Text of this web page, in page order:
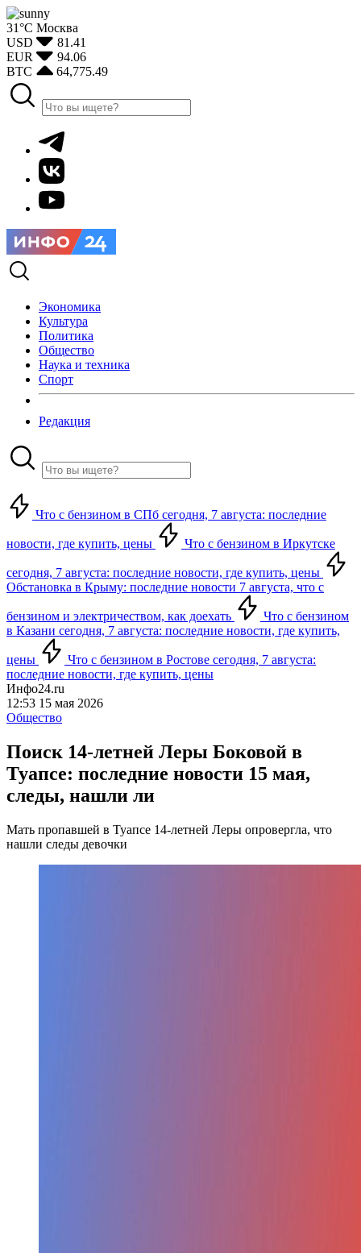
31°С Москва
USD
81.41
EUR
94.06
BTC
64,775.49
Экономика
Культура
Политика
Общество
Наука и техника
Спорт
Редакция
Что с бензином в СПб сегодня, 7 августа: последние
новости, где купить, цены Что с бензином в Иркутске
сегодня, 7 августа: последние новости, где купить, цены
Обстановка в Крыму: последние новости 7 августа, что с
бензином и электричеством, как доехать
Что с бензином
в Казани сегодня, 7 августа: последние новости, где купить,
цены
Что с бензином в Ростове сегодня, 7 августа:
последние новости, где купить, цены
Инфо24.ru
12:53 15 мая 2026
Общество
Поиск 14-летней Леры Боковой в
Туапсе: последние новости 15 мая,
следы, нашли ли
Мать пропавшей в Туапсе 14-летней Леры опровергла, что
нашли следы девочки